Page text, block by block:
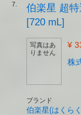
7.
伯楽星 超
[720 mL]
写真はあ
りません
¥
株
ブランド
伯楽星(はくら